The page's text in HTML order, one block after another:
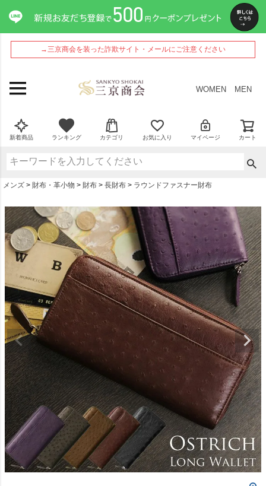
→三京商会を装った詐欺サイト・メールにご注意ください
WOMEN MEN
新着商品 ランキング カテゴリ お気に入り マイページ カート
メンズ 財布・革小物 財布 長財布 ラウンドファスナー財布
ペー
ジト
ップ
へ